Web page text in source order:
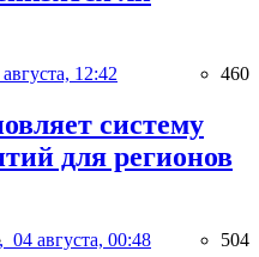
12:42 460
систему
для регионов
04 августа, 00:48 504